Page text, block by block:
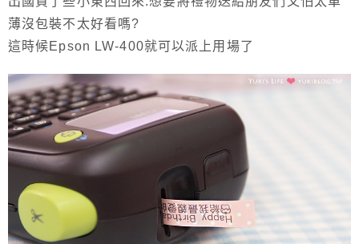
薄沒包裝不太好看嗎?
這時候Epson LW-400就可以派上用場了